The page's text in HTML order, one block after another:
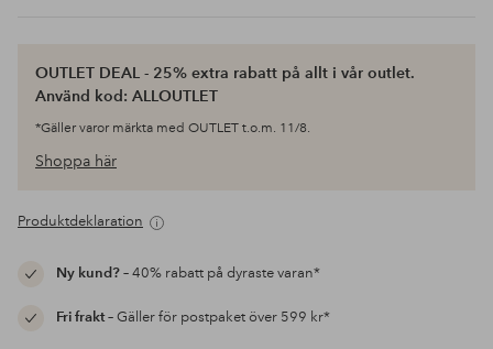
OUTLET DEAL - 25% extra rabatt på allt i vår outlet.
Använd kod: ALLOUTLET
*Gäller varor märkta med OUTLET t.o.m. 11/8.
Shoppa här
Produktdeklaration
Ny kund?– 40% rabatt på dyraste varan*
Fri frakt– Gäller för postpaket över 599 kr*